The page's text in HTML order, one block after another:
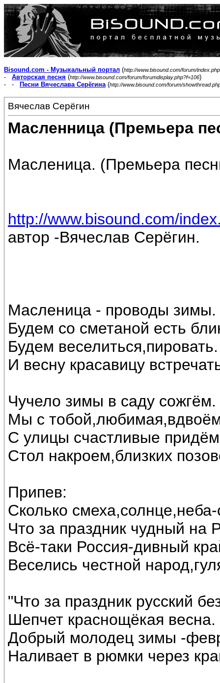
Bisound.com - Музыкальный портал (http://www.bisound.com/forum/index.php
- Авторская песня (http://www.bisound.com/forum/forumdisplay.php?f=106)
- -
Песни Вячеслава Серёгина(http://www.bisound.com/forum/
Вячеслав Серёгин
Масленница (Премьера
Масленица. (Премьера
http://www.bisound.com/
автор -Вячеслав Серёгин.
Масленица - проводы зимы.
Будем со сметаной есть
Будем веселиться,пировать.
И весну красавицу
Чучело зимы в саду сожгём.
Мы с
С улицы счастливые
Стол накроем,близких
Припев:
Сколько
Что за праздник чудный на
Всё-таки Россия-дивный
Веселись честной
"Что за праздник русский
Шепчет краснощёкая весна.
Добрый молодец зимы -
Наливает в рюмки через